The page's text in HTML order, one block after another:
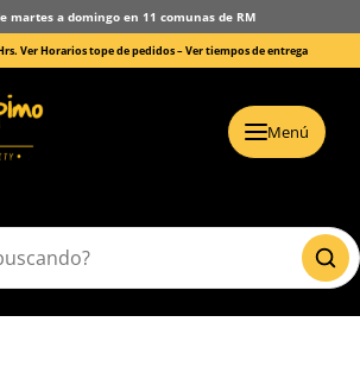
martes a domingo en 11 comunas de RM
Ver Horarios tope de pedidos –Ver tiempos de entrega
Menú